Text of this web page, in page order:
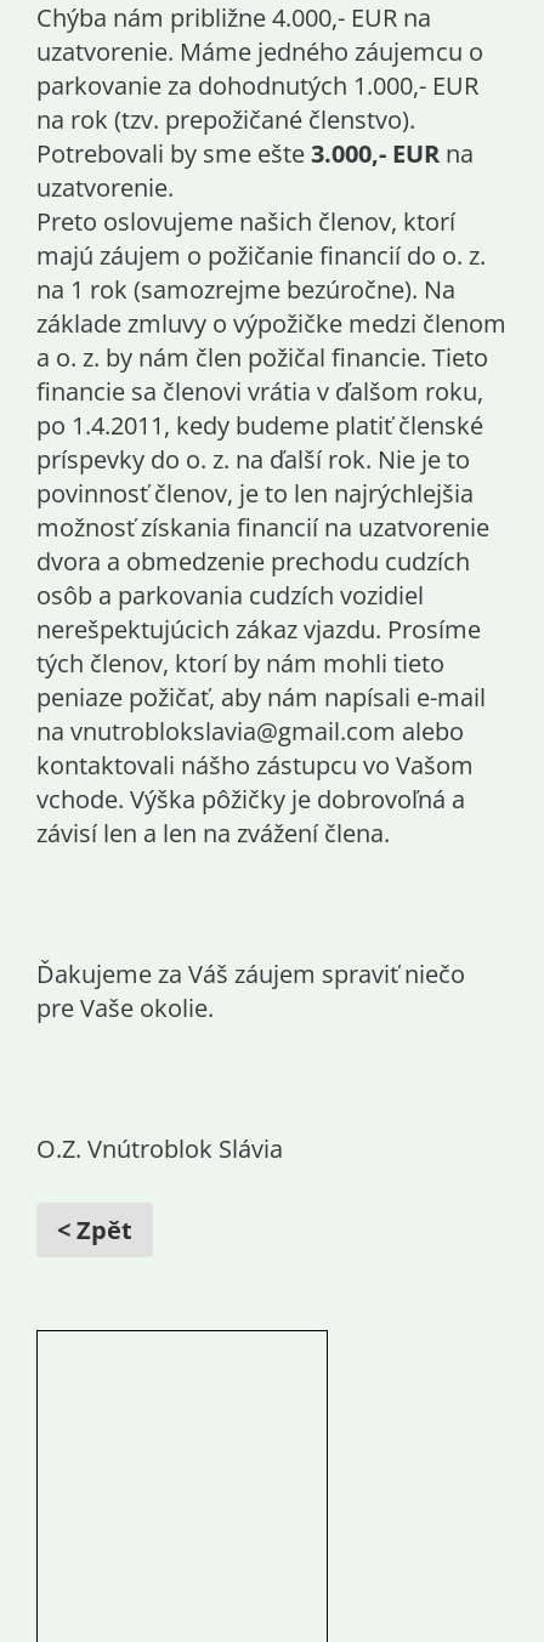
Chýba nám približne 4.000,- EUR na
uzatvorenie. Máme jedného záujemcu o
parkovanie za dohodnutých 1.000,- EUR
na rok (tzv. prepožičané členstvo).
Potrebovali by sme ešte3.000,- EUR na
uzatvorenie.
Preto oslovujeme našich členov, ktorí
majú záujem o požičanie financií do o. z.
na 1 rok (samozrejme bezúročne). Na
základe zmluvy o výpožičke medzi členom
a o. z. by nám člen požičal financie. Tieto
financie sa členovi vrátia v ďalšom roku,
po 1.4.2011, kedy budeme platiť členské
príspevky do o. z. na ďalší rok. Nie je to
povinnosť členov, je to len najrýchlejšia
možnosť získania financií na uzatvorenie
dvora a obmedzenie prechodu cudzích
osôb a parkovania cudzích vozidiel
nerešpektujúcich zákaz vjazdu. Prosíme
tých členov, ktorí by nám mohli tieto
peniaze požičať, aby nám napísali e-mail
na vnutroblokslavia@gmail.com alebo
kontaktovali nášho zástupcu vo Vašom
vchode. Výška pôžičky je dobrovoľná a
závisí len a len na zvážení člena.
Ďakujeme za Váš záujem spraviť niečo
pre Vaše okolie.
O.Z. Vnútroblok Slávia
< Zpět